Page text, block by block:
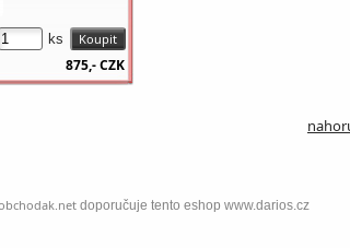
ks
875,-CZK
doporučuje tento eshop www.darios.cz